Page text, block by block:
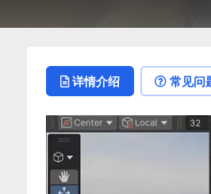
详情介绍 常见问